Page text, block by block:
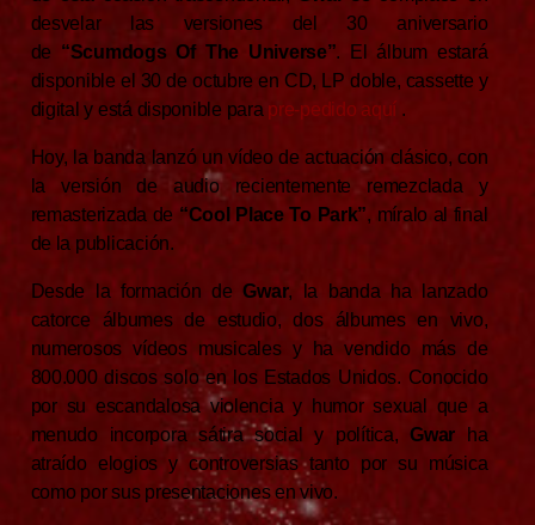
desvelar las versiones del 30 aniversario
de “Scumdogs Of The Universe”. El álbum estará
disponible el 30 de octubre en CD, LP doble, cassette y
digital y está disponible para pre-pedido aquí .
Hoy, la banda lanzó un vídeo de actuación clásico, con
la versión de audio recientemente remezclada y
remasterizada de “Cool Place To Park”, míralo al final
de la publicación.
Desde la formación deGwar, la banda ha lanzado
catorce álbumes de estudio, dos álbumes en vivo,
numerosos vídeos musicales y ha vendido más de
800.000 discos solo en los Estados Unidos. Conocido
por su escandalosa violencia y humor sexual que a
menudo incorpora sátira social y política,Gwar
ha
atraído elogios y controversias tanto por su música
como por sus presentaciones en vivo.